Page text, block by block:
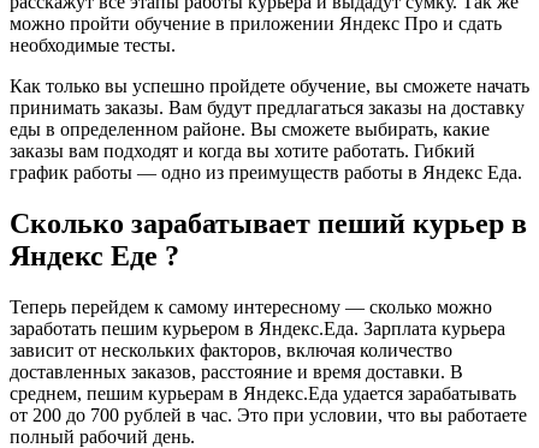
можно пройти обучение в приложении Яндекс Про и сдать
необходимые тесты.
Как только вы успешно пройдете обучение, вы сможете начать
принимать заказы. Вам будут предлагаться заказы на доставку
еды в определенном районе. Вы сможете выбирать, какие
заказы вам подходят и когда вы хотите работать. Гибкий
график работы — одно из преимуществ работы в Яндекс Еда.
Сколько зарабатывает пеший курьер в
Яндекс Еде ?
Теперь перейдем к самому интересному — сколько можно
заработать пешим курьером в Яндекс.Еда. Зарплата курьера
зависит от нескольких факторов, включая количество
доставленных заказов, расстояние и время доставки. В
среднем, пешим курьерам в Яндекс.Еда удается зарабатывать
от 200 до 700 рублей в час. Это при условии, что вы работаете
полный рабочий день.